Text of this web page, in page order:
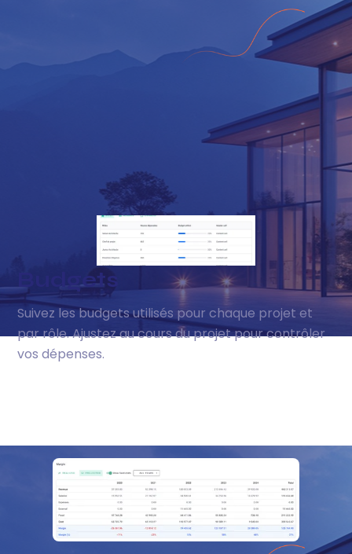
Budgets
Suivez les budgets utilisés pour chaque projet et
par rôle. Ajustez au cours du projet pour contrôler
vos dépenses.